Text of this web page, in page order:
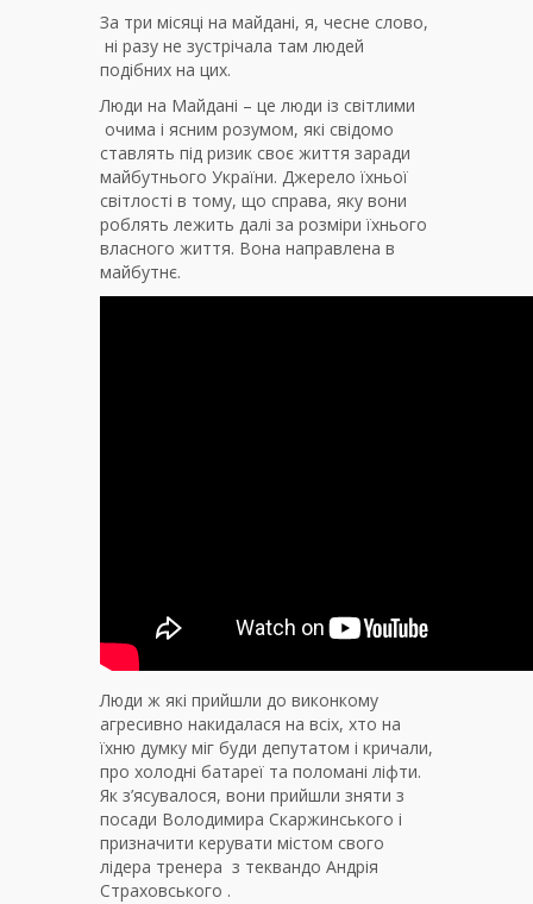
За три місяці на майдані, я, чесне слово,
ні разу не зустрічала там людей
подібних на цих.
Люди на Майдані – це люди із світлими
очима і ясним розумом, які свідомо
ставлять під ризик своє життя заради
майбутнього України. Джерело їхньої
світлості в тому, що справа, яку вони
роблять лежить далі за розміри їхнього
власного життя. Вона направлена в
майбутнє.
Люди ж які прийшли до виконкому
агресивно накидалася на всіх, хто на
їхню думку міг буди депутатом і кричали,
про холодні батареї та поломані ліфти.
Як з’ясувалося, вони прийшли зняти з
посади Володимира Скаржинського і
призначити керувати містом свого
лідера тренера з теквандо Андрія
Страховського .